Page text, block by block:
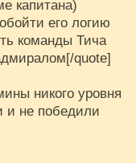
капитана)
его логию
команды Тича
quote]
никого уровня
и не победили